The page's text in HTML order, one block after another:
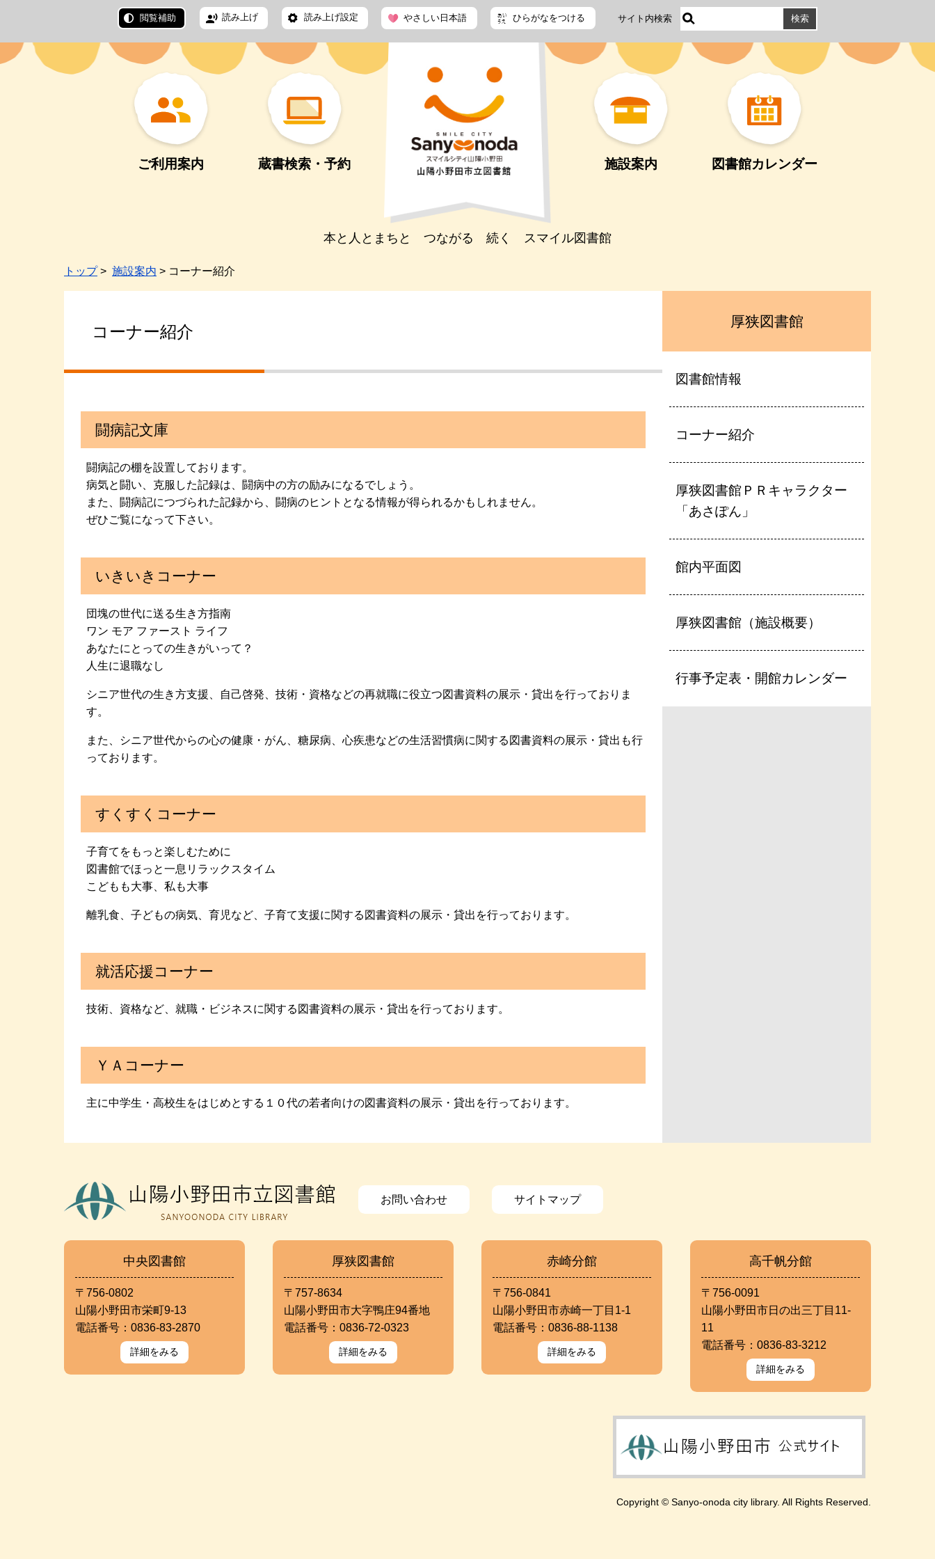
閲覧補助 読み上げ 読み上げ設定 やさしい日本語 ひらがなをつける サイト内検索
ご利用案内 蔵書検索・予約 施設案内 図書館カレンダー
本と人とまちと つながる 続く スマイル図書館
トップ> 施設案内 > コーナー紹介
コーナー紹介
闘病記文庫
闘病記の棚を設置しております。
病気と闘い、克服した記録は、闘病中の方の励みになるでしょう。
また、闘病記につづられた記録から、闘病のヒントとなる情報が得られるかもしれません。
ぜひご覧になって下さい。
いきいきコーナー
団塊の世代に送る生き方指南
ワン モア ファースト ライフ
あなたにとっての生きがいって？
人生に退職なし
シニア世代の生き方支援、自己啓発、技術・資格などの再就職に役立つ図書資料の展示・貸出を行っておりま
す。
また、シニア世代からの心の健康・がん、糖尿病、心疾患などの生活習慣病に関する図書資料の展示・貸出も行
っております。
すくすくコーナー
子育てをもっと楽しむために
図書館でほっと一息リラックスタイム
こどもも大事、私も大事
離乳食、子どもの病気、育児など、子育て支援に関する図書資料の展示・貸出を行っております。
就活応援コーナー
技術、資格など、就職・ビジネスに関する図書資料の展示・貸出を行っております。
ＹＡコーナー
主に中学生・高校生をはじめとする１０代の若者向けの図書資料の展示・貸出を行っております。
厚狭図書館
図書館情報
コーナー紹介
厚狭図書館ＰＲキャラクター
「あさぽん」
館内平面図
厚狭図書館（施設概要）
行事予定表・開館カレンダー
お問い合わせ サイトマップ
中央図書館
〒756-0802
山陽小野田市栄町9-13
電話番号：0836-83-2870
詳細をみる
厚狭図書館
〒757-8634
山陽小野田市大字鴨庄94番地
電話番号：0836-72-0323
詳細をみる
赤崎分館
〒756-0841
山陽小野田市赤崎一丁目1-1
電話番号：0836-88-1138
詳細をみる
高千帆分館
〒756-0091
山陽小野田市日の出三丁目11-
11
電話番号：0836-83-3212
詳細をみる
Copyright © Sanyo-onoda city library. All Rights Reserved.